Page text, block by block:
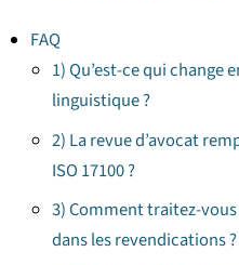
FAQ
1) Qu’est-ce qui change
linguistique ?
2) La revue d’avocat
ISO 17100 ?
3) Comment traitez-
dans les revendications ?